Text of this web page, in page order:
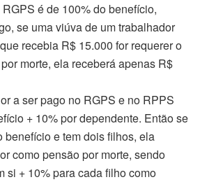
é de 100% do benefício,
se uma viúva de um trabalhador
recebia R$ 15.000 for requerer o
morte, ela receberá apenas R$
a ser pago no RGPS e no RPPS
+ 10% por dependente. Então se
benefício e tem dois filhos, ela
como pensão por morte, sendo
si + 10% para cada filho como